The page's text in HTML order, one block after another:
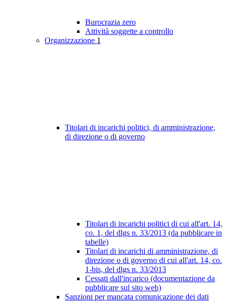
Burocrazia zero
Attività soggette a controllo
Organizzazione 1
Titolari di incarichi politici, di amministrazione,
di direzione o di governo
Titolari di incarichi politici di cui all'art. 14,
co. 1, del dlgs n. 33/2013 (da pubblicare in
tabelle)
Titolari di incarichi di amministrazione, di
direzione o di governo di cui all'art. 14, co.
1-bis, del dlgs n. 33/2013
Cessati dall'incarico (documentazione da
pubblicare sul sito web)
Sanzioni per mancata comunicazione dei dati